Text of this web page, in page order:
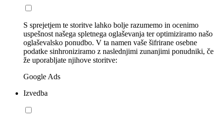
S sprejetjem te storitve lahko bolje razumemo in ocenimo
uspešnost našega spletnega oglaševanja ter optimiziramo našo
oglaševalsko ponudbo. V ta namen vaše šifrirane osebne
podatke sinhroniziramo z naslednjimi zunanjimi ponudniki, če
že uporabljate njihove storitve:
Google Ads
Izvedba